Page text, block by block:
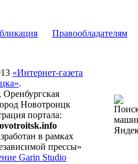
Правообладателям
«Интернет-газета
.
Новотроицк
портала:
в рамках
прессы»
Garin Studio